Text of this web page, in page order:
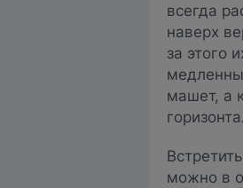
всегда
наверх
за этого
машет, а
можно в